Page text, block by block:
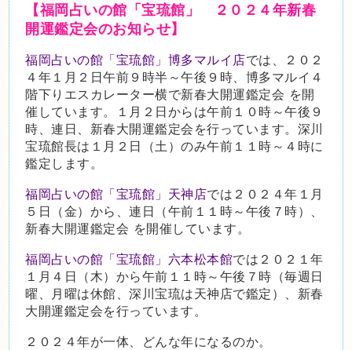
【福岡占いの館「宝琉館」 ２０２４年新春
開運鑑定会のお知らせ】
福岡占いの館「宝琉館」博多マルイ店では、２０２
４年１月２日午前９時半～午後９時、博多マルイ４
階下りエスカレーター横で新春大開運鑑定会 を開
催しています。１月２日からは午前１０時～午後９
時、連日、新春大開運鑑定会を行っています。深川
宝琉館長は１月２日（土）のみ午前１１時～４時に
鑑定します。
福岡占いの館「宝琉館」天神店では２０２４年１月
５日（金）から、連日（午前１１時～午後７時）、
新春大開運鑑定会 を開催しています。
福岡占いの館「宝琉館」六本松本館では２０２１年
１月４日（木）から午前１１時～午後７時（毎週日
曜、月曜は休館、深川宝琉は天神店で鑑定）、新春
大開運鑑定会を行っています。
２０２４年が一体、どんな年になるのか。